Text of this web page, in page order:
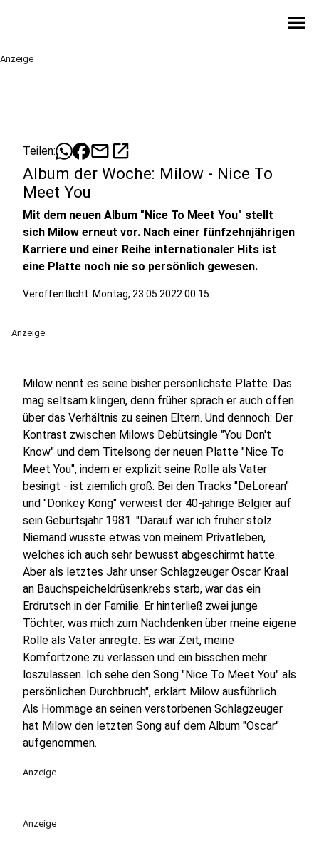
menu
Anzeige
Teilen: mailopen_in_new
Album der Woche: Milow - Nice To
Meet You
Mit dem neuen Album "Nice To Meet You" stellt
sich Milow erneut vor. Nach einer fünfzehnjährigen
Karriere und einer Reihe internationaler Hits ist
eine Platte noch nie so persönlich gewesen.
Veröffentlicht: Montag, 23.05.2022 00:15
Anzeige
Milow nennt es seine bisher persönlichste Platte. Das
mag seltsam klingen, denn früher sprach er auch offen
über das Verhältnis zu seinen Eltern. Und dennoch: Der
Kontrast zwischen Milows Debütsingle "You Don't
Know" und dem Titelsong der neuen Platte "Nice To
Meet You", indem er explizit seine Rolle als Vater
besingt - ist ziemlich groß. Bei den Tracks "DeLorean"
und "Donkey Kong" verweist der 40-jährige Belgier auf
sein Geburtsjahr 1981. "Darauf war ich früher stolz.
Niemand wusste etwas von meinem Privatleben,
welches ich auch sehr bewusst abgeschirmt hatte.
Aber als letztes Jahr unser Schlagzeuger Oscar Kraal
an Bauchspeicheldrüsenkrebs starb, war das ein
Erdrutsch in der Familie. Er hinterließ zwei junge
Töchter, was mich zum Nachdenken über meine eigene
Rolle als Vater anregte. Es war Zeit, meine
Komfortzone zu verlassen und ein bisschen mehr
loszulassen. Ich sehe den Song "Nice To Meet You" als
persönlichen Durchbruch", erklärt Milow ausführlich.
Als Hommage an seinen verstorbenen Schlagzeuger
hat Milow den letzten Song auf dem Album "Oscar"
aufgenommen.
Anzeige
Anzeige